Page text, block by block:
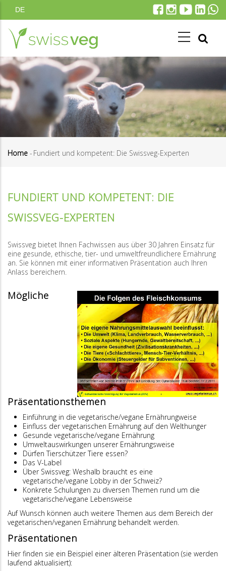
Direkt
zum
Inhalt
DE
Home - Fundiert und kompetent: Die Swissveg-Experten
FUNDIERT UND KOMPETENT: DIE
SWISSVEG-EXPERTEN
Swissveg bietet Ihnen Fachwissen aus über 30 Jahren Einsatz für
eine gesunde, ethische, tier- und umweltfreundlichere Ernährung
an. Sie können mit einer informativen Präsentation auch Ihren
Anlass bereichern.
Mögliche
Präsentationsthemen
Einführung in die vegetarische/vegane Ernährungweise
Einfluss der vegetarischen Ernährung auf den Welthunger
Gesunde vegetarische/vegane Ernährung
Umweltauswirkungen unserer Ernährungsweise
Dürfen Tierschützer Tiere essen?
Das V-Label
Über Swissveg: Weshalb braucht es eine
vegetarische/vegane Lobby in der Schweiz?
Konkrete Schulungen zu diversen Themen rund um die
vegetarische/vegane Lebensweise
Auf Wunsch können auch weitere Themen aus dem Bereich der
vegetarischen/veganen Ernährung behandelt werden.
Präsentationen
Hier finden sie ein Beispiel einer älteren Präsentation (sie werden
laufend aktualisiert):